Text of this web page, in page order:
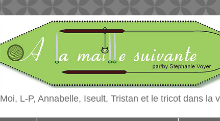
Moi, L-P, Annabelle, Iseult, Tristan et le tricot dans la